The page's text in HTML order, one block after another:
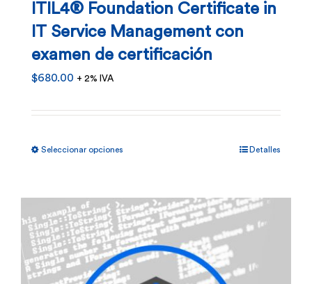
ITIL4® Foundation Certificate in
IT Service Management con
examen de certificación
$680.00 + 2% IVA
Seleccionar opciones
múltiples
variantes.
Las
opciones
Detalles